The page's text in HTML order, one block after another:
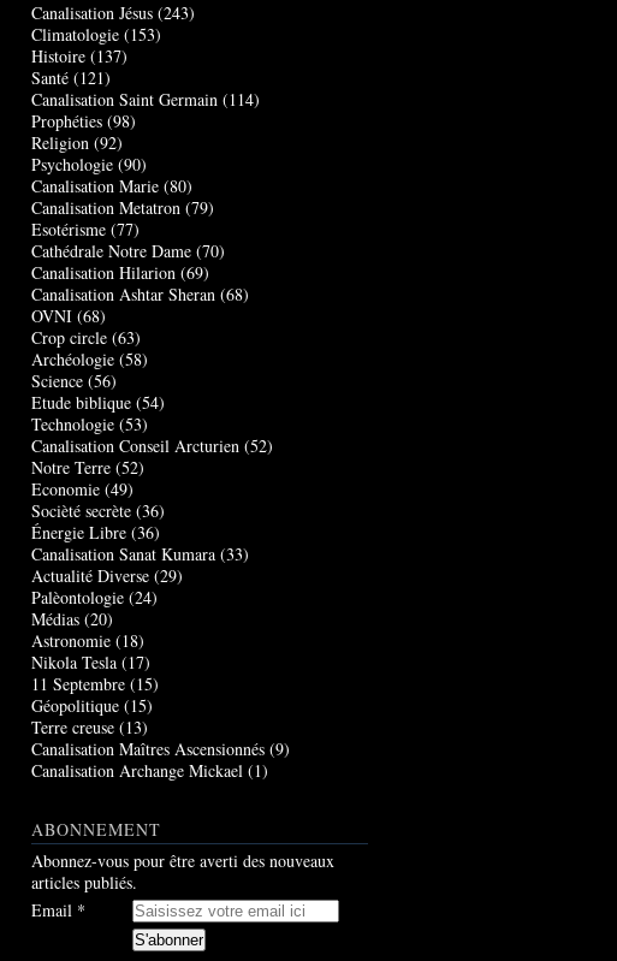
Canalisation Jésus (243)
Climatologie (153)
Histoire (137)
Santé (121)
Canalisation Saint Germain (114)
Prophéties (98)
Religion (92)
Psychologie (90)
Canalisation Marie (80)
Canalisation Metatron (79)
Esotérisme (77)
Cathédrale Notre Dame (70)
Canalisation Hilarion (69)
Canalisation Ashtar Sheran (68)
OVNI (68)
Crop circle (63)
Archéologie (58)
Science (56)
Etude biblique (54)
Technologie (53)
Canalisation Conseil Arcturien (52)
Notre Terre (52)
Economie (49)
Socièté secrète (36)
Énergie Libre (36)
Canalisation Sanat Kumara (33)
Actualité Diverse (29)
Palèontologie (24)
Médias (20)
Astronomie (18)
Nikola Tesla (17)
11 Septembre (15)
Géopolitique (15)
Terre creuse (13)
Canalisation Maîtres Ascensionnés (9)
Canalisation Archange Mickael (1)
ABONNEMENT
Abonnez-vous pour être averti des nouveaux
articles publiés.
Email